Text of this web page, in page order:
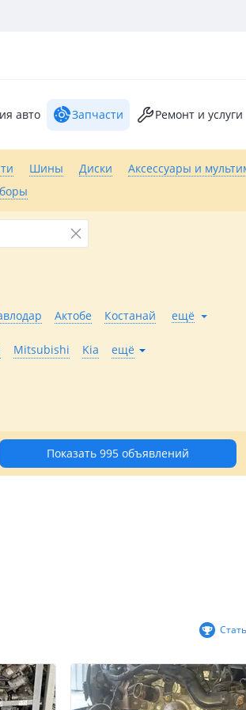
авто Запчасти Ремонт и услуги
Шины Диски Аксессуары и
Актобе Костанай ещё
Mitsubishi Kia ещё
Показать 995 объявлений